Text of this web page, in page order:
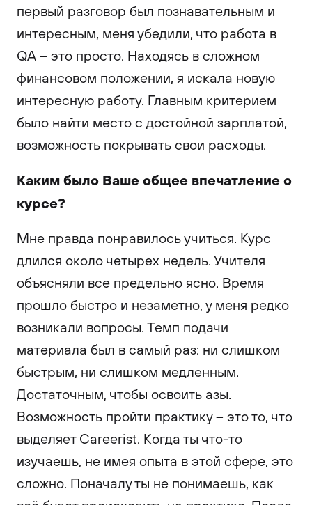
первый разговор был познавательным и
интересным, меня убедили, что работа в
QA – это просто. Находясь в сложном
финансовом положении, я искала новую
интересную работу. Главным критерием
было найти место с достойной зарплатой,
возможность покрывать свои расходы.
Каким было Ваше общее впечатление о
курсе?
Мне правда понравилось учиться. Курс
длился около четырех недель. Учителя
объясняли все предельно ясно. Время
прошло быстро и незаметно, у меня редко
возникали вопросы. Темп подачи
материала был в самый раз: ни слишком
быстрым, ни слишком медленным.
Достаточным, чтобы освоить азы.
Возможность пройти практику – это то, что
выделяет Careerist. Когда ты что-то
изучаешь, не имея опыта в этой сфере, это
сложно. Поначалу ты не понимаешь, как